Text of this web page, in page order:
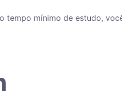
mínimo de estudo,